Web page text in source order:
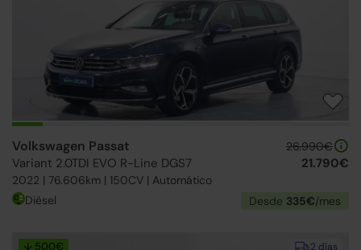
Volkswagen Passat
Variant 2.0TDI EVO R-Line DGS7
2022 | 76.606km | 150CV | Automático
26.990€
21.790€
Diésel Desde 335€/mes
2 días
↓ 500€